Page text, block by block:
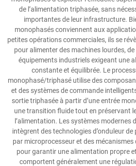
de l’alimentation triphasée, sans
importantes de leur infrastructure.
monophasés conviennent aux
petites opérations commerciales, ils se
pour alimenter des machines lourdes,
équipements industriels exigeant une
constante et équilibrée. Le
monophasé/triphasé utilise des
et des systèmes de commande
sortie triphasée à partir d’une entrée
une transition fluide tout en préservant
l’alimentation. Les systèmes modernes
intègrent des technologies d’onduleur
par microprocesseur et des
pour garantir une alimentation propre
comportent généralement une